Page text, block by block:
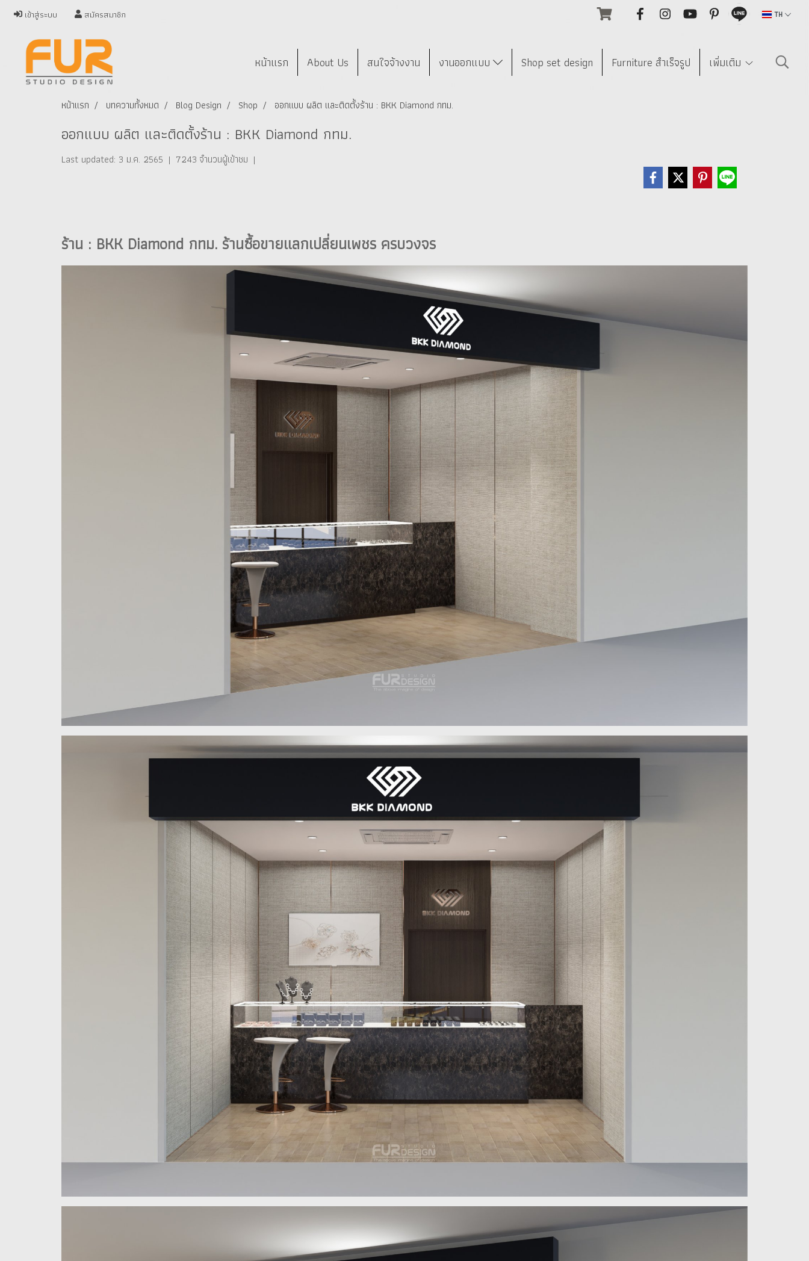
เข้าสู่ระบบ สมัครสมาชิก TH
หน้าแรก About Us สนใจจ้างงาน งานออกแบบ Shop set design Furniture สำเร็จรูป เพิ่มเติม
หน้าแรก บทความทั้งหมด Blog Design Shop ออกแบบ ผลิต และติดตั้งร้าน : BKK Diamond กทม.
ออกแบบ ผลิต และติดตั้งร้าน : BKK Diamond กทม.
Last updated: 3 ม.ค. 2565 | 7243 จำนวนผู้เข้าชม |
ร้าน : BKK Diamond กทม. ร้านซื้อขายแลกเปลี่ยนเพชร ครบวงจร